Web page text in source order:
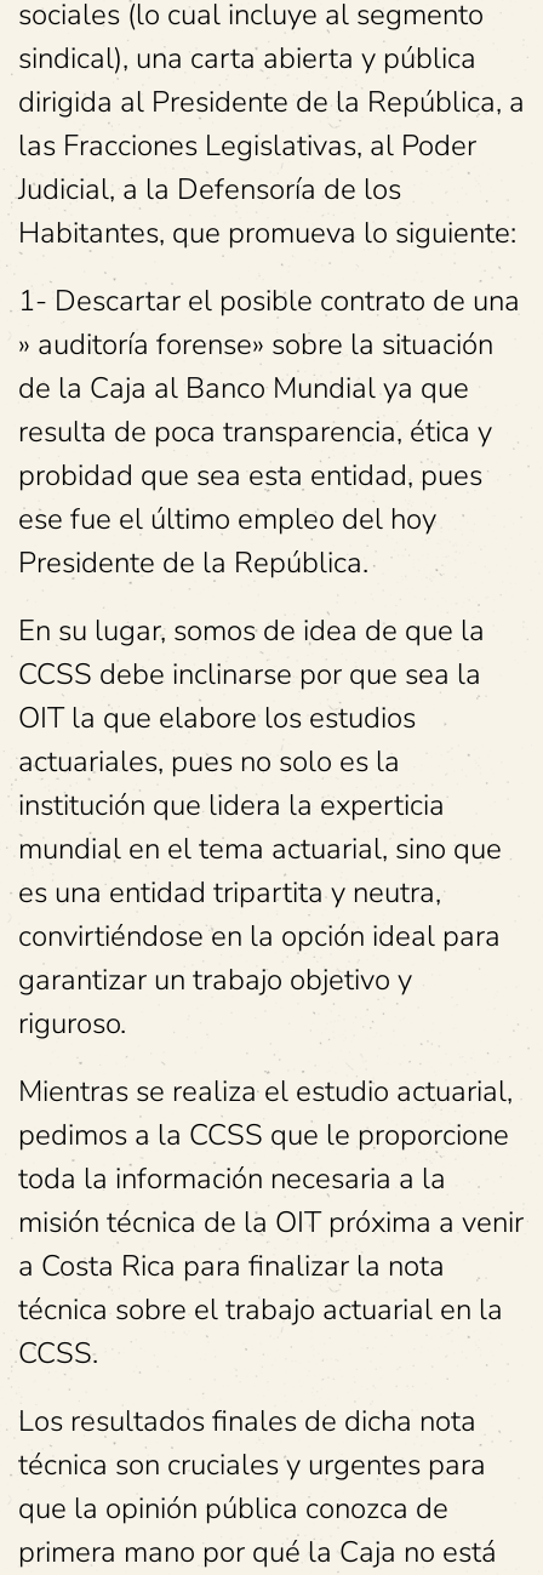
sociales (lo cual incluye al segmento
sindical), una carta abierta y pública
dirigida al Presidente de la República, a
las Fracciones Legislativas, al Poder
Judicial, a la Defensoría de los
Habitantes, que promueva lo siguiente:
1- Descartar el posible contrato de una
» auditoría forense» sobre la situación
de la Caja al Banco Mundial ya que
resulta de poca transparencia, ética y
probidad que sea esta entidad, pues
ese fue el último empleo del hoy
Presidente de la República.
En su lugar, somos de idea de que la
CCSS debe inclinarse por que sea la
OIT la que elabore los estudios
actuariales, pues no solo es la
institución que lidera la experticia
mundial en el tema actuarial, sino que
es una entidad tripartita y neutra,
convirtiéndose en la opción ideal para
garantizar un trabajo objetivo y
riguroso.
Mientras se realiza el estudio actuarial,
pedimos a la CCSS que le proporcione
toda la información necesaria a la
misión técnica de la OIT próxima a venir
a Costa Rica para finalizar la nota
técnica sobre el trabajo actuarial en la
CCSS.
Los resultados finales de dicha nota
técnica son cruciales y urgentes para
que la opinión pública conozca de
primera mano por qué la Caja no está